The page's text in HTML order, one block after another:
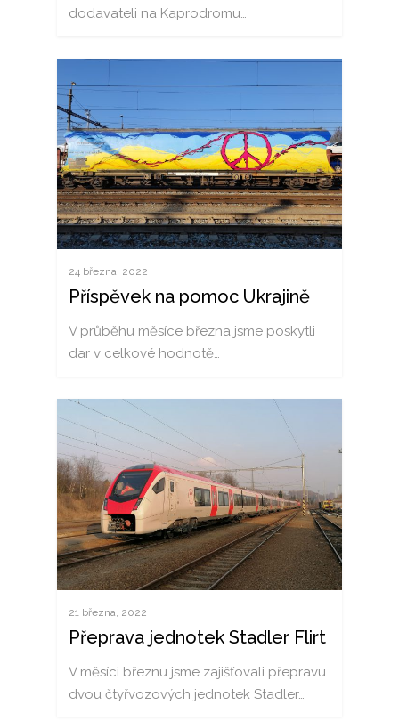
dodavateli na Kaprodromu…
24 března, 2022
Příspěvek na pomoc Ukrajině
V průběhu měsíce března jsme poskytli
dar v celkové hodnotě…
21 března, 2022
Přeprava jednotek Stadler Flirt
V měsíci březnu jsme zajišťovali přepravu
dvou čtyřvozových jednotek Stadler…
AKTUALITY
ŽELEZNIČNÍ
AGRÁRNÍ PŘEPRAVA
KOMBINOVANÁ
KONTEJNEROVÁ
VOZY
KATALOG VOZŮ
PODPORUJEME
KONTAKT
RYCHLÁ POPTÁVKA
ČEŠTINA
DEUTSCH
ENGLISH
POLSKI
РУССКИЙ
FRANÇAIS
ROMÂNĂ